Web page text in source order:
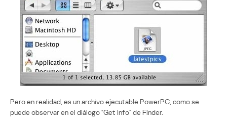
Pero en realidad, es un archivo ejecutable PowerPC, como se
puede observar en el diálogo “Get Info” de Finder.